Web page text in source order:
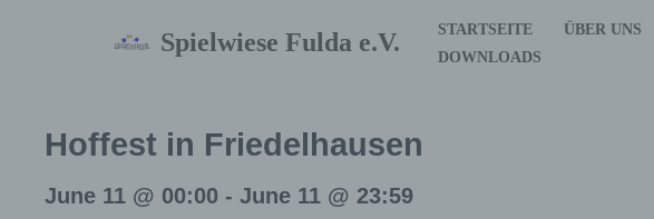
Spielwiese Fulda e.V. STARTSEITE ÜBER UNS
DOWNLOADS
Hoffest in Friedelhausen
June 11 @ 00:00 - June 11 @ 23:59